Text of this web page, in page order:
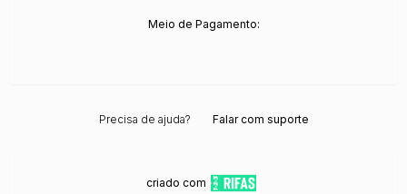
Meio de Pagamento:
Precisa de ajuda? Falar com suporte
criado com